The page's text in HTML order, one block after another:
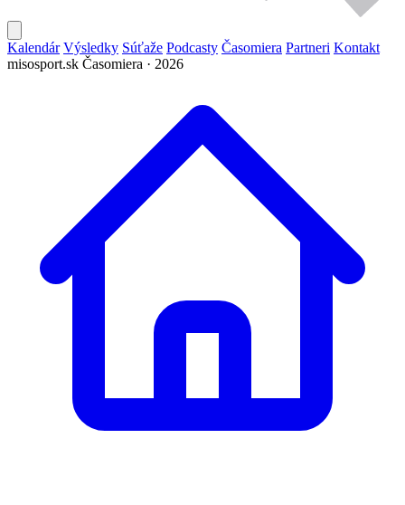
Kalendár Výsledky Súťaže Podcasty Časomiera Partneri Kontakt
misosport.sk Časomiera · 2026